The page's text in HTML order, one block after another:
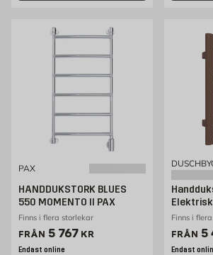
PAX
HANDDUKSTORK BLUES
550 MOMENTO II PAX
Finns i flera storlekar
FRÅN Pris 5767 kr
5 767 KR
Endast online
Finns i
FRÅN 5
Endast